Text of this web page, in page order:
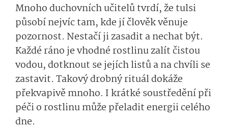
Mnoho duchovních učitelů tvrdí, že tulsi
působí nejvíc tam, kde jí člověk věnuje
pozornost. Nestačí ji zasadit a nechat být.
Každé ráno je vhodné rostlinu zalít čistou
vodou, dotknout se jejích listů a na chvíli se
zastavit. Takový drobný rituál dokáže
překvapivě mnoho. I krátké soustředění při
péči o rostlinu může přeladit energii celého
dne.